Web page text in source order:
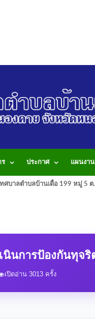
ร ประกาศ แผนงา
ทศบาลตำบลบ้านเดื่อ 199 หมู่ 5
นการป้องกันทุจริ
เปิดอ่าน 3013 ครั้ง